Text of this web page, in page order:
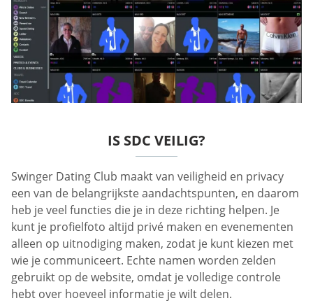
IS SDC VEILIG?
Swinger Dating Club maakt van veiligheid en privacy
een van de belangrijkste aandachtspunten, en daarom
heb je veel functies die je in deze richting helpen. Je
kunt je profielfoto altijd privé maken en evenementen
alleen op uitnodiging maken, zodat je kunt kiezen met
wie je communiceert. Echte namen worden zelden
gebruikt op de website, omdat je volledige controle
hebt over hoeveel informatie je wilt delen.